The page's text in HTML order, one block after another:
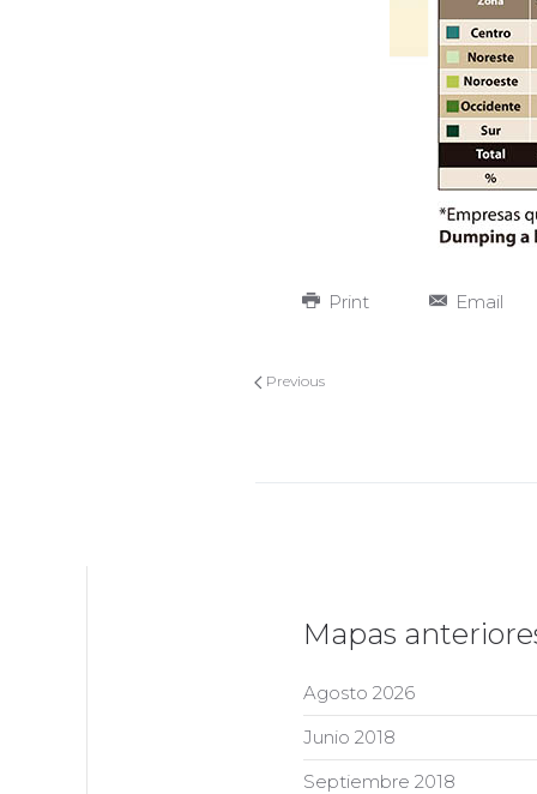
Print Email
Previous
Mapas
Agosto 2026
Junio 2018
Septiembre 2018